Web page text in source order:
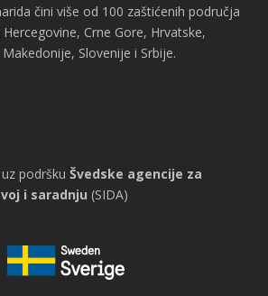
čini više od 100 zaštićenih područja
Crne Gore, Hrvatske,
Slovenije i Srbije.
podršku Švedske agencije za
i saradnju (SIDA)